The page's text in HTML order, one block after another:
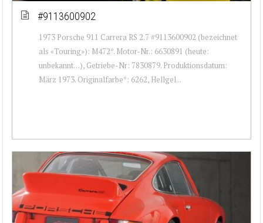
#9113600902
1973 Porsche 911 Carrera RS 2.7 #9113600902 (bezeichnet
als «Touring»): M472*. Motor-Nr.: 6630891 (heute:
unbekannt…), Getriebe-Nr: 7830879. Produktionsdatum:
März 1973. Originalfarbe*: 6262, Hellgel...